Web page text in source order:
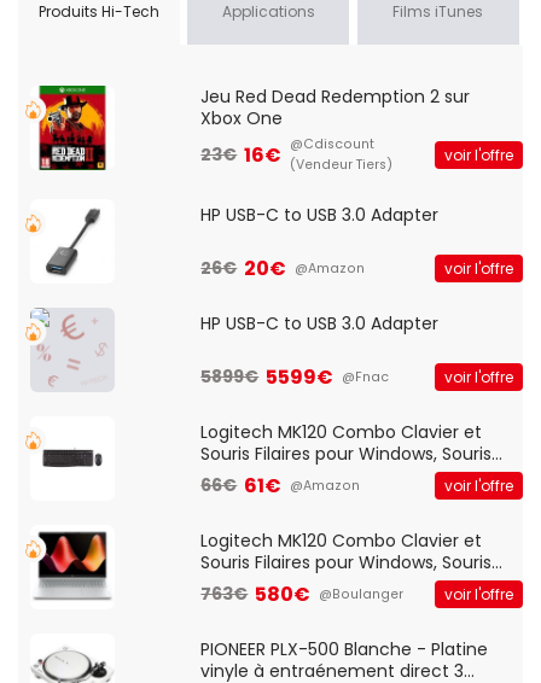
Produits Hi-Tech Applications Films iTunes
Jeu Red Dead Redemption 2 sur
Xbox One
23€ 16€ @Cdiscount
(Vendeur Tiers)
voir l'offre
HP USB-C to USB 3.0 Adapter
26€ 20€ @Amazon voir l'offre
HP USB-C to USB 3.0 Adapter
5899€ 5599€ @Fnac voir l'offre
Logitech MK120 Combo Clavier et
Souris Filaires pour Windows, Souris
Optique Filaire, Connexion USB Plug
And Play, Confortable, Taille
QWERTY UK - Noir
66€ 61€ @Amazon voir l'offre
Logitech MK120 Combo Clavier et
Souris Filaires pour Windows, Souris
Optique Filaire, Connexion USB Plug
And Play, Confortable, Taille
QWERTY UK - Noir
763€ 580€ @Boulanger voir l'offre
PIONEER PLX-500 Blanche - Platine
vinyle à entraénement direct 3